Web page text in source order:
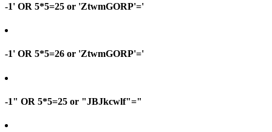
-1' OR 5*5=25 or 'ZtwmGORP'='
-1' OR 5*5=26 or 'ZtwmGORP'='
-1" OR 5*5=25 or "JBJkcwlf"="